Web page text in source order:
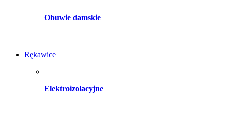
Obuwie damskie
Rękawice
Elektroizolacyjne